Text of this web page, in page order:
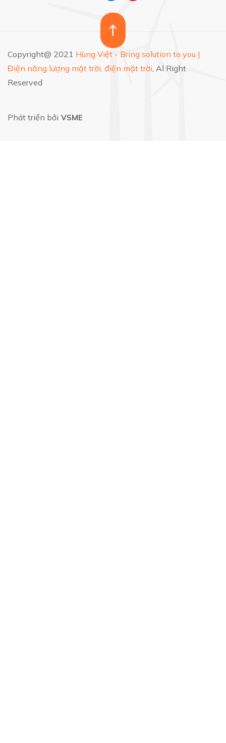
Copyright@ 2021 Hùng Việt - Bring solution to you |
Điện năng lượng mặt trời, điện mặt trời, Al Right
Reserved
Phát triển bởi VSME